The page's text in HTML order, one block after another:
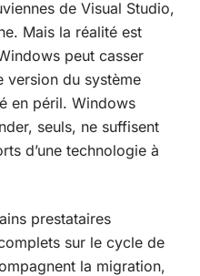
de Visual Studio,
Mais la réalité est
peut casser
version du système
en péril. Windows
seuls, ne suffisent
d’une technologie à
prestataires
sur le cycle de
la migration,